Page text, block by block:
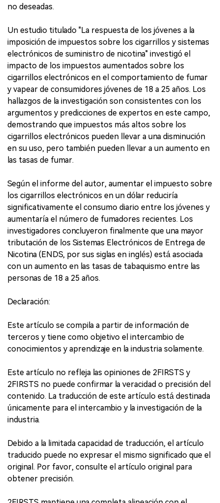
no deseadas.
Un estudio titulado "La respuesta de los jóvenes a la
imposición de impuestos sobre los cigarrillos y sistemas
electrónicos de suministro de nicotina" investigó el
impacto de los impuestos aumentados sobre los
cigarrillos electrónicos en el comportamiento de fumar
y vapear de consumidores jóvenes de 18 a 25 años. Los
hallazgos de la investigación son consistentes con los
argumentos y predicciones de expertos en este campo,
demostrando que impuestos más altos sobre los
cigarrillos electrónicos pueden llevar a una disminución
en su uso, pero también pueden llevar a un aumento en
las tasas de fumar.
Según el informe del autor, aumentar el impuesto sobre
los cigarrillos electrónicos en un dólar reduciría
significativamente el consumo diario entre los jóvenes y
aumentaría el número de fumadores recientes. Los
investigadores concluyeron finalmente que una mayor
tributación de los Sistemas Electrónicos de Entrega de
Nicotina (ENDS, por sus siglas en inglés) está asociada
con un aumento en las tasas de tabaquismo entre las
personas de 18 a 25 años.
Declaración:
Este artículo se compila a partir de información de
terceros y tiene como objetivo el intercambio de
conocimientos y aprendizaje en la industria solamente.
Este artículo no refleja las opiniones de 2FIRSTS y
2FIRSTS no puede confirmar la veracidad o precisión del
contenido. La traducción de este artículo está destinada
únicamente para el intercambio y la investigación de la
industria.
Debido a la limitada capacidad de traducción, el artículo
traducido puede no expresar el mismo significado que el
original. Por favor, consulte el artículo original para
obtener precisión.